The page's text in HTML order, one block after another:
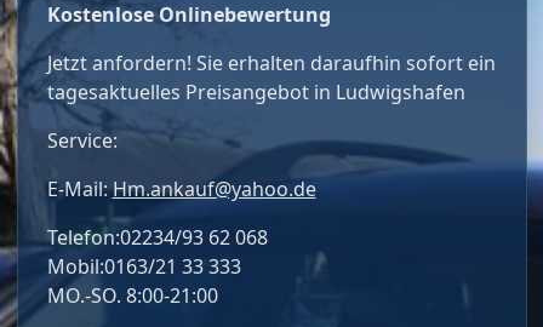
Kostenlose Onlinebewertung
Jetzt anfordern! Sie erhalten daraufhin sofort ein
tagesaktuelles Preisangebot in Ludwigshafen
Service:
E-Mail:Hm.ankauf@yahoo.de
Telefon:02234/93 62 068
Mobil:0163/21 33 333
MO.-SO. 8:00-21:00